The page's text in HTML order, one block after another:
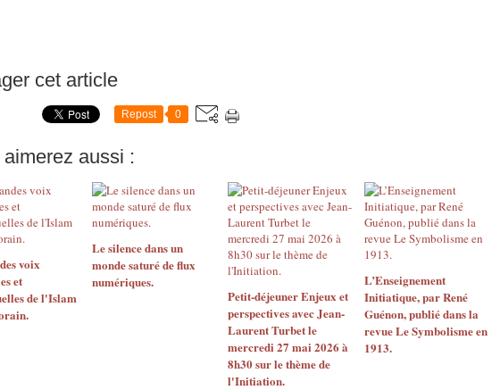
cet article
Repost 0
aussi :
voix
et
de l'Islam
Le silence dans un
monde saturé de flux
numériques.
Petit-déjeuner Enjeux et
perspectives avec Jean-
Laurent Turbet le
mercredi 27 mai 2026 à
8h30 sur le thème de
l'Initiation.
L’Enseignement
Initiatique, par René
Guénon, publié dans la
revue Le Symbolisme en
1913.